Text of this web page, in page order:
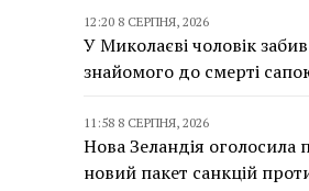
12:20 8 СЕРПНЯ, 2026
У Миколаєві чоловік забив
знайомого до смерті
11:58 8 СЕРПНЯ, 2026
Нова Зеландія оголосила
новий пакет санкцій